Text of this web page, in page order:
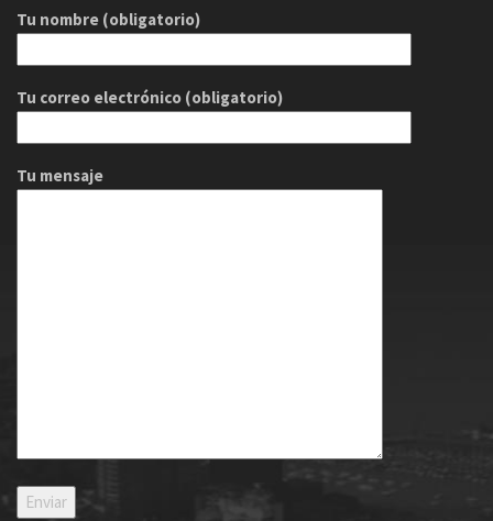
Tu nombre (obligatorio)
Tu correo electrónico (obligatorio)
Tu mensaje